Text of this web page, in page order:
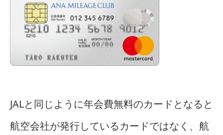
JALと同じように年会費無料のカードとなると
航空会社が発行しているカードではなく、航